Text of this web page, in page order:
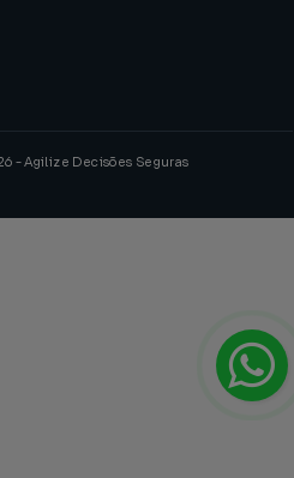
- Agilize Decisões Seguras